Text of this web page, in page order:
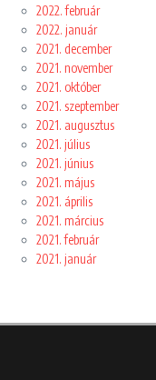
2022. február
2022. január
2021. december
2021. november
2021. október
2021. szeptember
2021. augusztus
2021. július
2021. június
2021. május
2021. április
2021. március
2021. február
2021. január